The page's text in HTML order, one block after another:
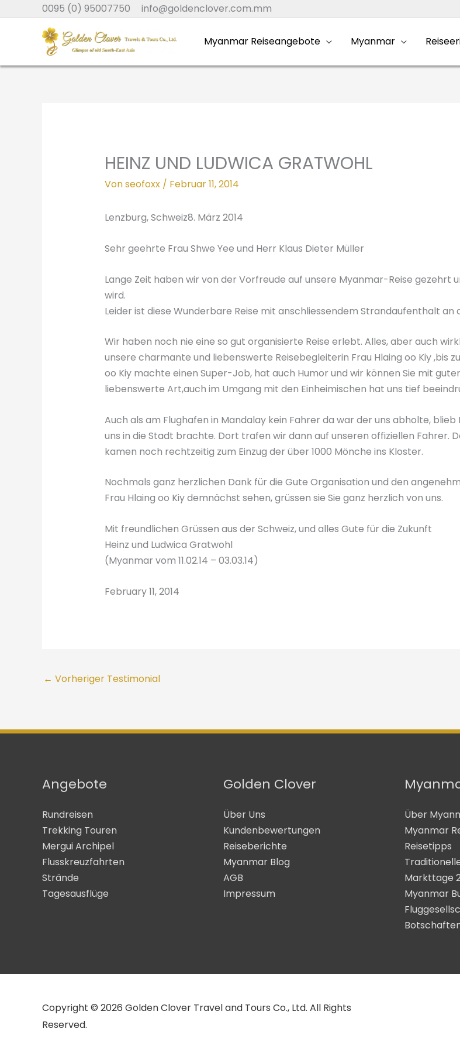
0095 (0) 95007750 info@goldenclover.com.mm
Myanmar Reiseangebote Myanmar
HEINZ UND LUDWICA GRATWOHL
Vonseofoxx / Februar 11, 2014
Lenzburg, Schweiz8. März 2014
Sehr geehrte Frau Shwe Yee und Herr Klaus Dieter Müller
Lange Zeit haben wir von der Vorfreude auf unsere Myanmar-Reise gezehrt
wird.
Leider ist diese Wunderbare Reise mit anschliessendem Strandaufenthalt an
Wir haben noch nie eine so gut organisierte Reise erlebt. Alles, aber auch
unsere charmante und liebenswerte Reisebegleiterin Frau Hlaing oo Kiy ,bis
oo Kiy machte einen Super-Job, hat auch Humor und wir können Sie mit
liebenswerte Art,auch im Umgang mit den Einheimischen hat uns tief
Auch als am Flughafen in Mandalay kein Fahrer da war der uns abholte, blieb
uns in die Stadt brachte. Dort trafen wir dann auf unseren offiziellen Fahrer.
kamen noch rechtzeitig zum Einzug der über 1000 Mönche ins Kloster.
Nochmals ganz herzlichen Dank für die Gute Organisation und den
Frau Hlaing oo Kiy demnächst sehen, grüssen sie Sie ganz herzlich von uns.
Mit freundlichen Grüssen aus der Schweiz, und alles Gute für die Zukunft
Heinz und Ludwica Gratwohl
(Myanmar vom 11.02.14 – 03.03.14)
February 11, 2014
← Vorheriger Testimonial
Angebote
Rundreisen
Trekking Touren
Mergui Archipel
Flusskreuzfahrten
Strände
Tagesausflüge
Golden Clover
Über Uns
Kundenbewertungen
Reiseberichte
Myanmar Blog
AGB
Impressum
Über
Myanmar
Reisetipps
Markttage
Myanmar
Copyright © 2026 Golden Clover Travel and Tours Co., Ltd. All Rights
Reserved.